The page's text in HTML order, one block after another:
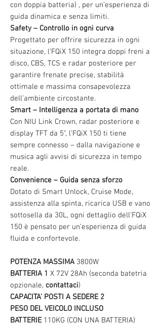
con doppia batteria) , per un’esperienza di
guida dinamica e senza limiti.
Safety – Controllo in ogni curva
Progettato per offrire sicurezza in ogni
situazione, l’FQiX 150 integra doppi freni a
disco, CBS, TCS e radar posteriore per
garantire frenate precise, stabilità
ottimale e massima consapevolezza
dell’ambiente circostante.
Smart – Intelligenza a portata di mano
Con NIU Link Crown, radar posteriore e
display TFT da 5", l’FQiX 150 ti tiene
sempre connesso – dalla navigazione e
musica agli avvisi di sicurezza in tempo
reale.
Convenience – Guida senza sforzo
Dotato di Smart Unlock, Cruise Mode,
assistenza alla spinta, ricarica USB e vano
sottosella da 30L, ogni dettaglio dell’FQiX
150 è pensato per un’esperienza di guida
fluida e confortevole.
POTENZA MASSIMA 3800W
BATTERIA 1 X 72V 28Ah (seconda batetria
opzionale, contattaci)
CAPACITA' POSTI A SEDERE 2
PESO DEL VEICOLO INCLUSO
BATTERIE 110KG (CON UNA BATTERIA)